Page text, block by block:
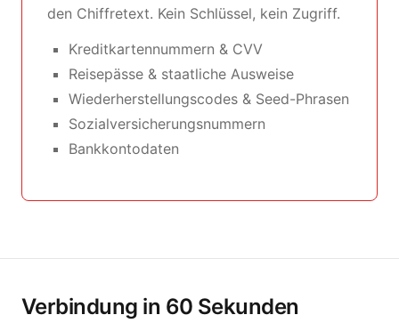
den Chiffretext. Kein Schlüssel, kein Zugriff.
Kreditkartennummern & CVV
Reisepässe & staatliche Ausweise
Wiederherstellungscodes & Seed-Phrasen
Sozialversicherungsnummern
Bankkontodaten
Verbindung in 60 Sekunden